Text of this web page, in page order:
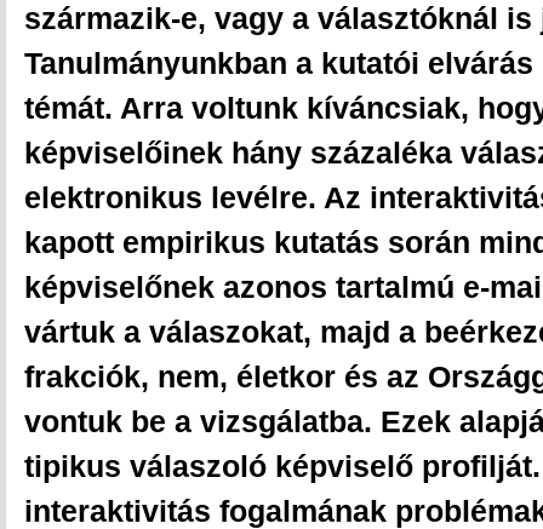
származik-e, vagy a választóknál
Tanulmányunkban a kutatói
témát. Arra voltunk kíváncsiak,
képviselőinek hány százaléka
elektronikus levélre. Az
kapott empirikus kutatás során
képviselőnek azonos tartalmú e-
vártuk a válaszokat, majd a
frakciók, nem, életkor és az
vontuk be a vizsgálatba. Ezek
tipikus válaszoló képviselő
interaktivitás fogalmának